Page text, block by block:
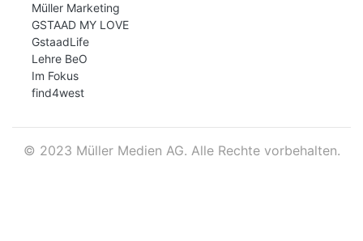
Müller Marketing
GSTAAD MY LOVE
GstaadLife
Lehre BeO
Im Fokus
find4west
© 2023 Müller Medien AG. Alle Rechte vorbehalten.